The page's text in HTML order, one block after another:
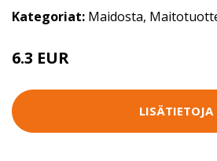
Kategoriat: Maidosta,
6.3 EUR
LISÄTIETOJA